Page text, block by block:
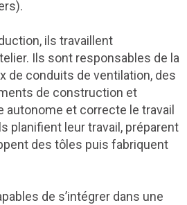
ils travaillent
Ils sont responsables de la
de conduits de ventilation, des
de construction et
autonome et correcte le travail
planifient leur travail, préparent
des tôles puis fabriquent
de s’intégrer dans une